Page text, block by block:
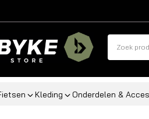
Kleding Onderdelen &